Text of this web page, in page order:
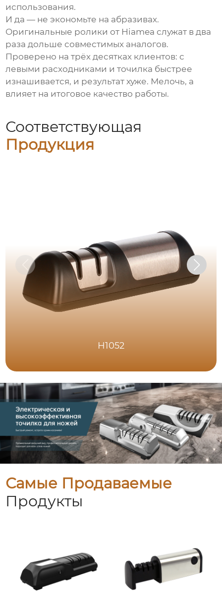
использования.
И да — не экономьте на абразивах.
Оригинальные ролики от Hiamea служат в два
раза дольше совместимых аналогов.
Проверено на трёх десятках клиентов: с
левыми расходниками и точилка быстрее
изнашивается, и результат хуже. Мелочь, а
влияет на итоговое качество работы.
Соответствующая
Продукция
H1052
Самые Продаваемые
Продукты